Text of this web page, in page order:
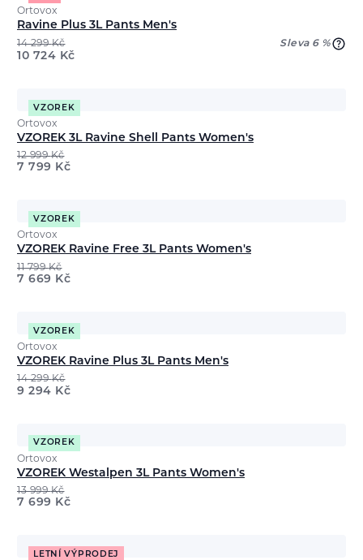
Ortovox
Ravine Plus 3L Pants Men's
14 299Kč Sleva 6 %
10 724 Kč
VZOREK
Ortovox
VZOREK 3L Ravine Shell Pants Women's
12 999Kč
7 799 Kč
VZOREK
Ortovox
VZOREK Ravine Free 3L Pants Women's
11 799Kč
7 669 Kč
VZOREK
Ortovox
VZOREK Ravine Plus 3L Pants Men's
14 299Kč
9 294 Kč
VZOREK
Ortovox
VZOREK Westalpen 3L Pants Women's
13 999Kč
7 699 Kč
LETNÍ VÝPRODEJ